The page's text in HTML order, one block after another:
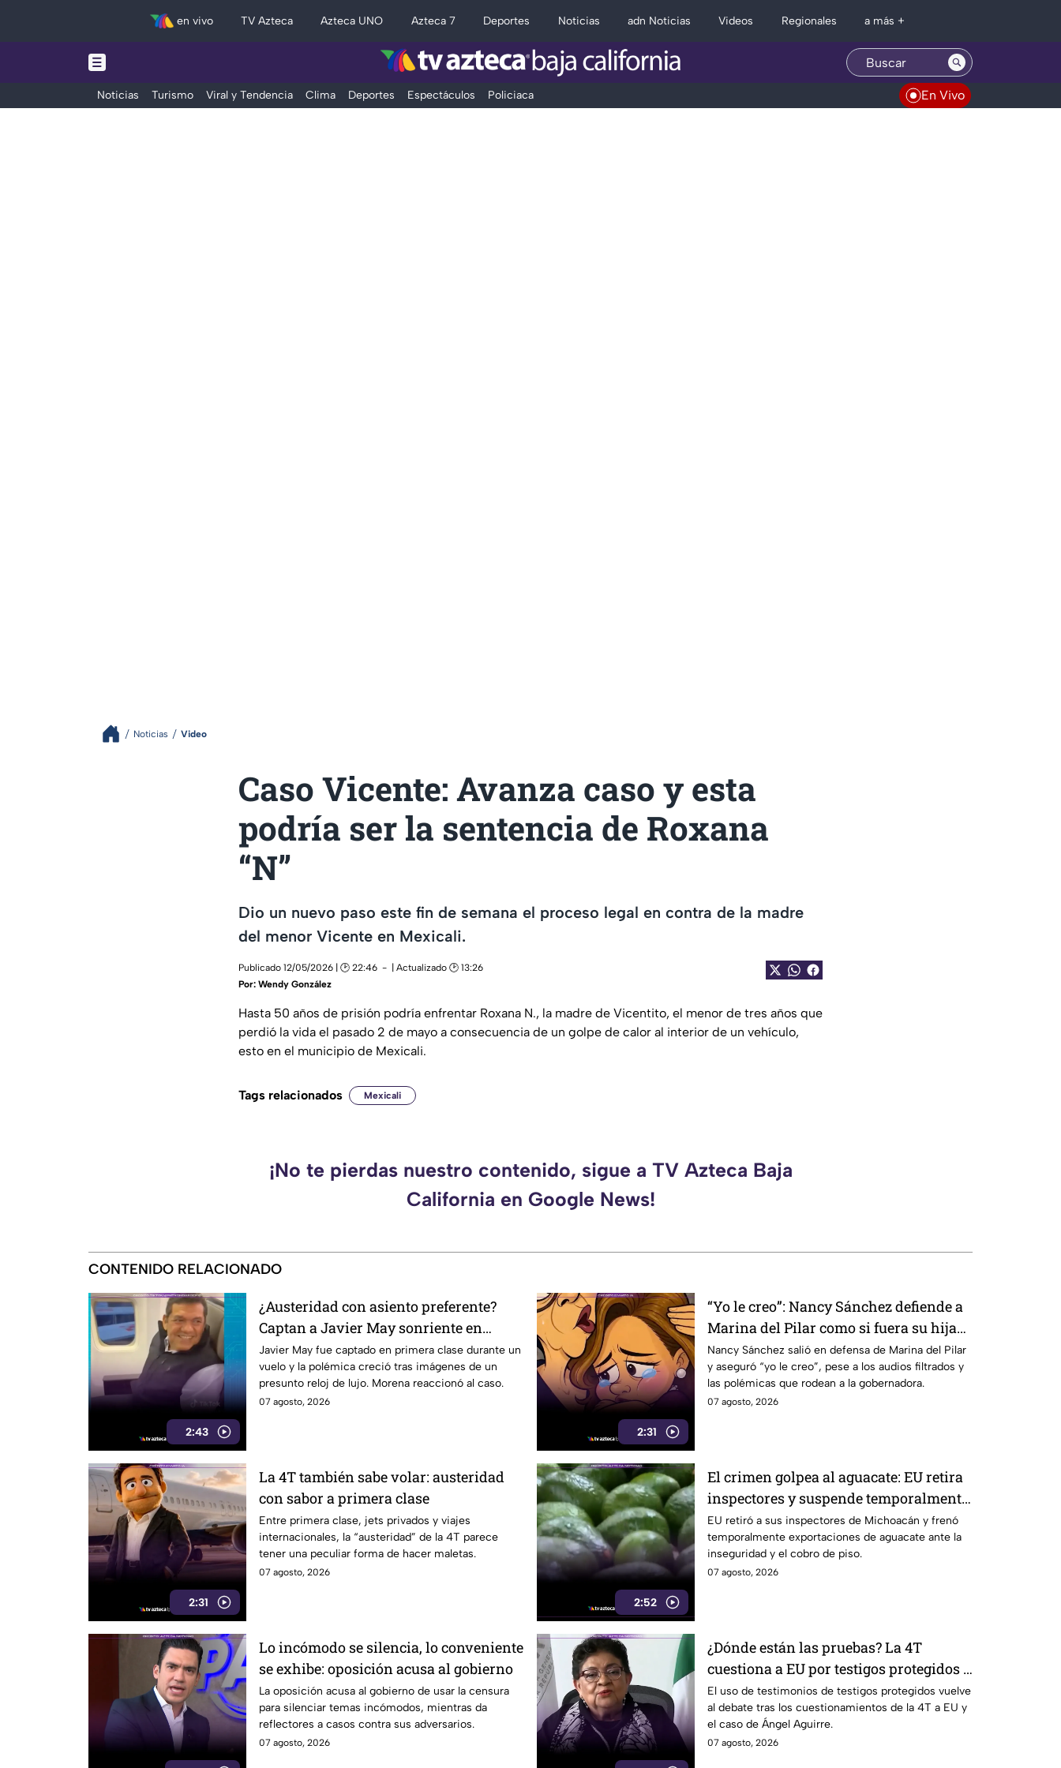
en vivo TV Azteca Azteca UNO Azteca 7 Deportes Noticias adn Noticias Videos Regionales a más +
Noticias Turismo Viral y Tendencia Clima Deportes Espectáculos Policiaca En Vivo
Noticias Video
Caso Vicente: Avanza caso y esta
podría ser la sentencia de Roxana
“N”
Dio un nuevo paso este fin de semana el proceso legal en contra de la madre
del menor Vicente en Mexicali.
Publicado 12/05/2026 | 🕑 22:46
| Actualizado 🕑 13:26
Por: Wendy González
Hasta 50 años de prisión podría enfrentar Roxana N., la madre de Vicentito, el menor de tres años que
perdió la vida el pasado 2 de mayo a consecuencia de un golpe de calor al interior de un vehículo,
esto en el municipio de Mexicali.
Tags relacionados Mexicali
¡No te pierdas nuestro contenido, sigue a TV Azteca Baja
California en Google News!
CONTENIDO RELACIONADO
2:43
¿Austeridad con asiento preferente?
Captan a Javier May sonriente en
primera clase y Morena le “jala las
orejas”
Javier May fue captado en primera clase durante un
vuelo y la polémica creció tras imágenes de un
presunto reloj de lujo. Morena reaccionó al caso.
07 agosto, 2026
2:31
“Yo le creo”: Nancy Sánchez defiende a
Marina del Pilar como si fuera su hija
pese a polémicas
Nancy Sánchez salió en defensa de Marina del Pilar
y aseguró “yo le creo”, pese a los audios filtrados y
las polémicas que rodean a la gobernadora.
07 agosto, 2026
2:31
La 4T también sabe volar: austeridad
con sabor a primera clase
Entre primera clase, jets privados y viajes
internacionales, la “austeridad” de la 4T parece
tener una peculiar forma de hacer maletas.
07 agosto, 2026
2:52
El crimen golpea al aguacate: EU retira
inspectores y suspende temporalmente
exportaciones
EU retiró a sus inspectores de Michoacán y frenó
temporalmente exportaciones de aguacate ante la
inseguridad y el cobro de piso.
07 agosto, 2026
Lo incómodo se silencia, lo conveniente
se exhibe: oposición acusa al gobierno
La oposición acusa al gobierno de usar la censura
para silenciar temas incómodos, mientras da
reflectores a casos contra sus adversarios.
07 agosto, 2026
¿Dónde están las pruebas? La 4T
cuestiona a EU por testigos protegidos y
el caso Ángel Aguirre revive el debate
El uso de testimonios de testigos protegidos vuelve
al debate tras los cuestionamientos de la 4T a EU y
el caso de Ángel Aguirre.
07 agosto, 2026